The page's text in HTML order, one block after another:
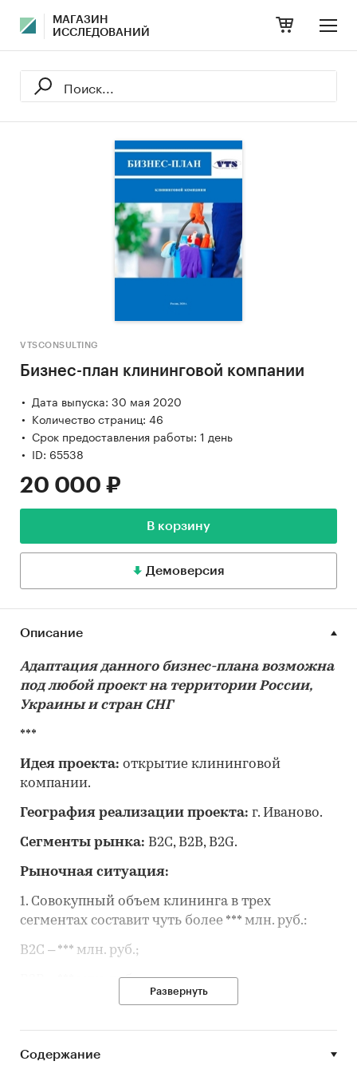
МАГАЗИН
ИССЛЕДОВАНИЙ
VTSCONSULTING
Бизнес-план клининговой компании
Дата выпуска: 30 мая 2020
Количество страниц: 46
Срок предоставления работы: 1 день
ID: 65538
20 000 ₽
В корзину
Демоверсия
Описание
Адаптация данного бизнес-плана возможна
под любой проект на территории России,
Украины и стран СНГ
***
Идея проекта: открытие клининговой
компании.
География реализации проекта: г. Иваново.
Сегменты рынка: B2C, B2B, B2G.
Рыночная ситуация:
1. Совокупный объем клининга в трех
сегментах составит чуть более *** млн. руб.:
B2C – *** млн. руб.;
B2B – *** млн. руб.;
B2G – *** млн. руб.
формируют порядка *** человек (***
Развернуть
Содержание